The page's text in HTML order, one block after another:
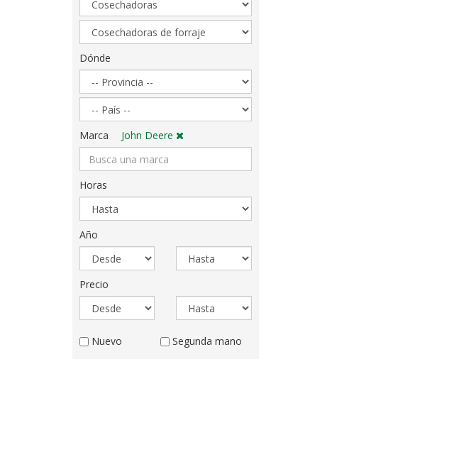
Subcategoría
Dónde
Dónde
Marca John Deere
Horas
Año
hasta
Año
Año
desde
Año
hasta
Precio
Precio
desde
Precio
hasta
Estado
Nuevo Segunda mano